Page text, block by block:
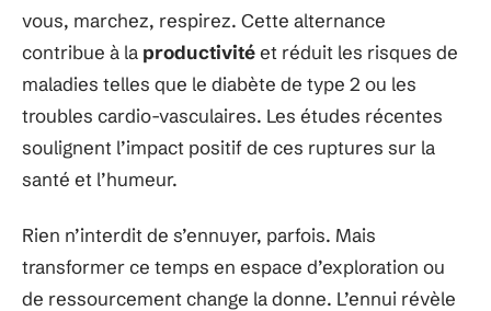
vous, marchez, respirez. Cette alternance
contribue à la productivitéet réduit les risques de
maladies telles que le diabète de type 2 ou les
troubles cardio-vasculaires. Les études récentes
soulignent l’impact positif de ces ruptures sur la
santé et l’humeur.
Rien n’interdit de s’ennuyer, parfois. Mais
transformer ce temps en espace d’exploration ou
de ressourcement change la donne. L’ennui révèle